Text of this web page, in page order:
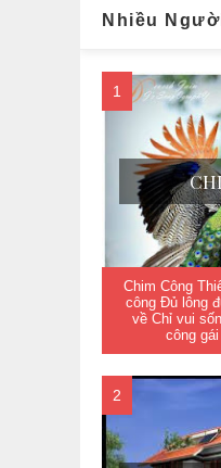
Nhiều
Chim Công
công Đủ lông
về Chỉ vui
công gái